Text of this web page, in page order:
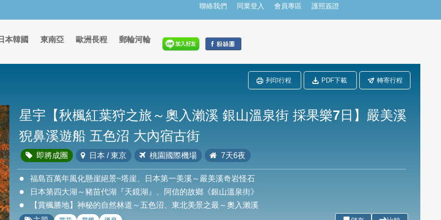
聯絡我們 同業登入 會員專區 護照簽證
本韓國 東南亞 歐洲長程 郵輪河輪
列印行程 PDF下載 轉寄行程
星宇【秋楓紅葉狩之旅～奧入瀨溪 銀山溫泉街 採果樂7日】嚴美溪
猊鼻溪遊船 五色沼 大內宿古街
即將成團 日本 / 東京 桃園國際機場 7天6夜
福島百萬年風化懸崖絕景~塔崖、日本第一美溪～嚴美溪奇岩怪石
日本第四大湖～豬苗代湖『天鏡湖』、阿信的故鄉《銀山溫泉街》
【賞楓勝地】神秘的自然林道～五色沼、東北美景之最～奧入瀨溪